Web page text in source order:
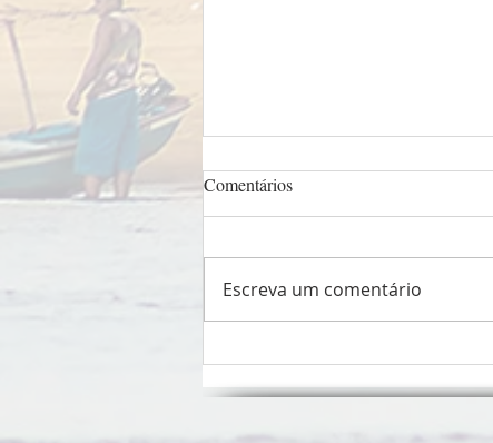
Banda Católica Colo de Deus
realiza show em São Luís, neste
Comentários
Escreva um comentário